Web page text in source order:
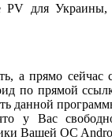
PV для Украины,
а прямо сейчас
по прямой
данной
что у Вас
Вашей OC